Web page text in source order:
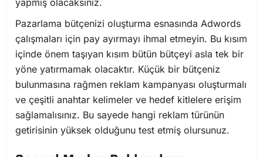
yapmış olacaksınız.
Pazarlama bütçenizi oluşturma esnasında Adwords
çalışmaları için pay ayırmayı ihmal etmeyin. Bu kısım
içinde önem taşıyan kısım bütün bütçeyi asla tek bir
yöne yatırmamak olacaktır. Küçük bir bütçeniz
bulunmasına rağmen reklam kampanyası oluşturmalı
ve çeşitli anahtar kelimeler ve hedef kitlelere erişim
sağlamalısınız. Bu sayede hangi reklam türünün
getirisinin yüksek olduğunu test etmiş olursunuz.